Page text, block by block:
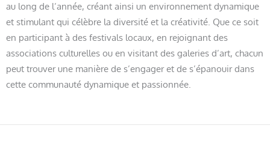
au long de l’année, créant ainsi un environnement dynamique
et stimulant qui célèbre la diversité et la créativité. Que ce soit
en participant à des festivals locaux, en rejoignant des
associations culturelles ou en visitant des galeries d’art, chacun
peut trouver une manière de s’engager et de s’épanouir dans
cette communauté dynamique et passionnée.